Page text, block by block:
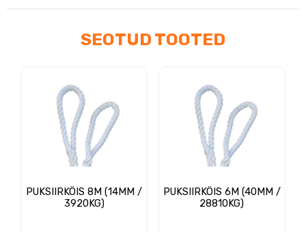
SEOTUD TOOTED
PUKSIIRKÖIS 8M (14MM /
3920KG)
PUKSIIRKÖIS 6M (40MM /
28810KG)